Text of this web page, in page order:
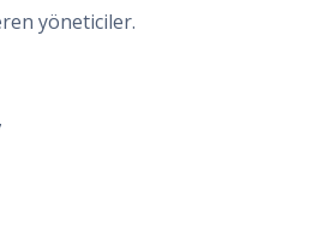
yöneticiler.